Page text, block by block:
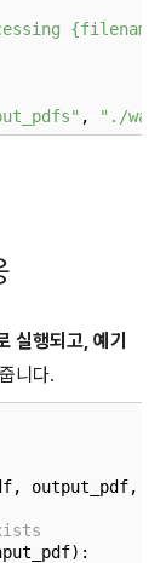
, "./
실행되고, 예기
니다.
output_pdf,